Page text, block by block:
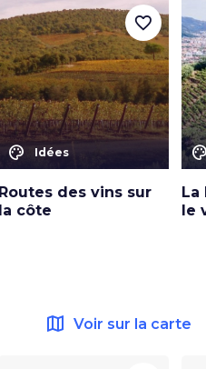
color_lens Idées
Routes des vins sur
la côte
favorite_border
le
map Voir sur la carte